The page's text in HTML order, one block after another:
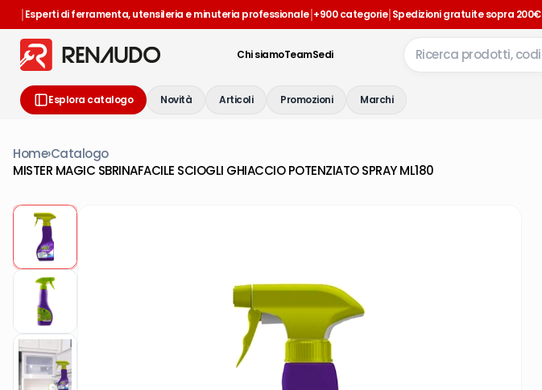
|Esperti di ferramenta, utensileria e minuteria professionale|+900 categorie|Spedizioni gratuite sopra 200€
Chi siamoTeamSedi
Esplora catalogo Novità Articoli Promozioni Marchi
Home›Catalogo
MISTER MAGIC SBRINAFACILE SCIOGLI GHIACCIO POTENZIATO SPRAY ML180